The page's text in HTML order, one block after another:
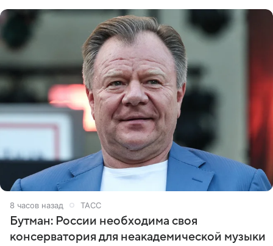
8 часов назад ТАСС
Бутман: России необходима своя
консерватория для неакадемической музыки